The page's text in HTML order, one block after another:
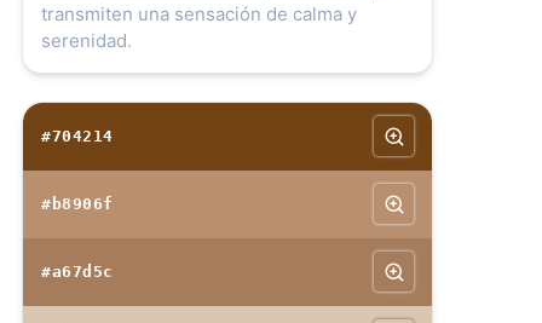
transmiten una sensación de calma y
serenidad.
#704214
#b8906f
#a67d5c